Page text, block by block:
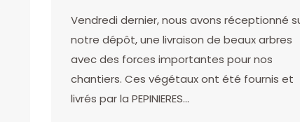
Vendredi dernier, nous avons réceptionné
notre dépôt, une livraison de beaux arbres
avec des forces importantes pour nos
chantiers. Ces végétaux ont été fournis et
livrés par la PEPINIERES…